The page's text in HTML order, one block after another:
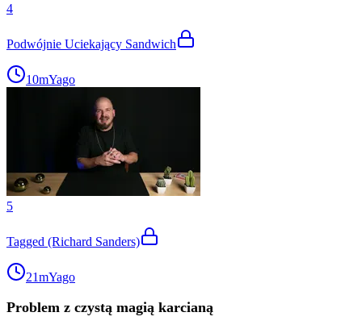
4
Podwójnie Uciekający Sandwich
10mYago
5
Tagged (Richard Sanders)
21mYago
Problem z czystą magią karcianą